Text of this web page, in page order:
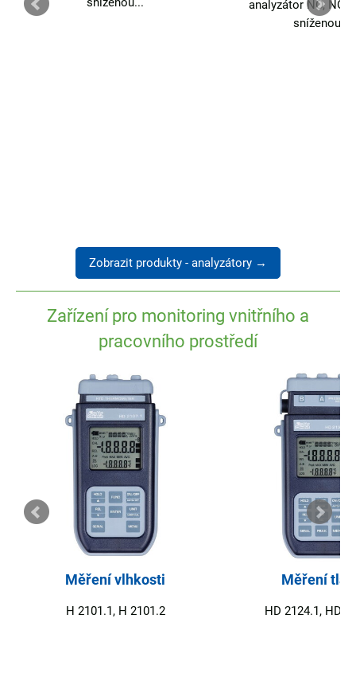
analyzátor NO,
sníženou...
Zobrazit produkty - analyzátory →
Zařízení pro monitoring vnitřního a
pracovního prostředí
Měření vlhkosti
H 2101.1, H 2101.2
Měření
HD 2124.1, HD